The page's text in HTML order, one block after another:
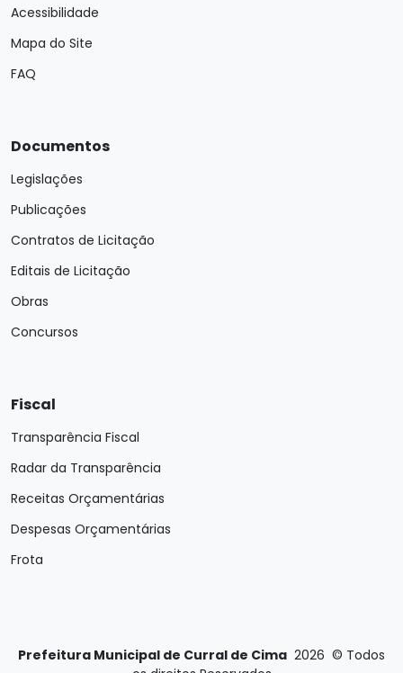
Acessibilidade
Mapa do Site
FAQ
Documentos
Legislações
Publicações
Contratos de Licitação
Editais de Licitação
Obras
Concursos
Fiscal
Transparência Fiscal
Radar da Transparência
Receitas Orçamentárias
Despesas Orçamentárias
Frota
Prefeitura Municipal de Curral de Cima 2026 © Todos